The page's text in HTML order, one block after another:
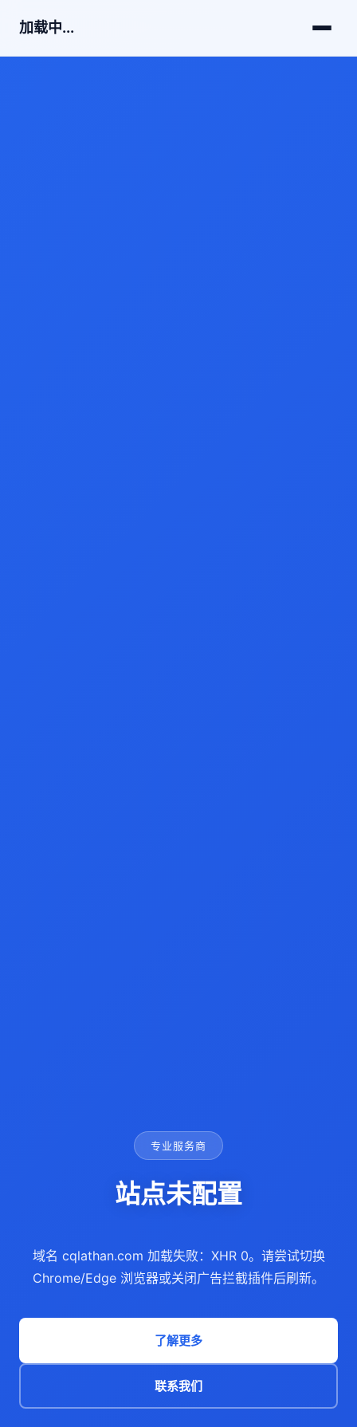
加载中...
专业服务商
站点未配置
域名 cqlathan.com 加载失败：XHR 0。请尝试切换
Chrome/Edge 浏览器或关闭广告拦截插件后刷新。
了解更多
联系我们